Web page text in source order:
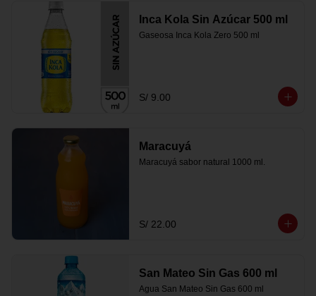
Inca Kola Sin Azúcar 500 ml
Gaseosa Inca Kola Zero 500 ml
S/ 9.00
Maracuyá
Maracuyá sabor natural 1000 ml.
S/ 22.00
San Mateo Sin Gas 600 ml
Agua San Mateo Sin Gas 600 ml